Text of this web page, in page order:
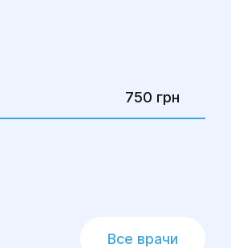
и внимание к
750 грн
Все врачи